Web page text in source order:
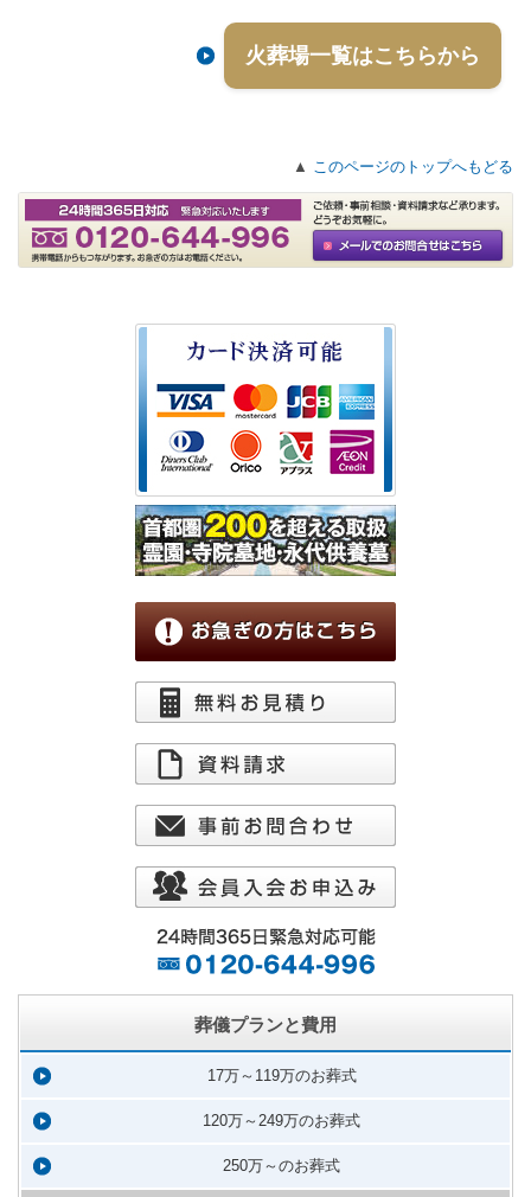
火葬場一覧はこちらから
▲ このページのトップへもどる
葬儀プランと費用
17万～119万のお葬式
120万～249万のお葬式
250万～のお葬式